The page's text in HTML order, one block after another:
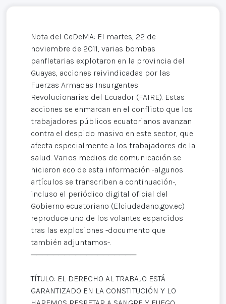
Nota del CeDeMA: El martes, 22 de
noviembre de 2011, varias bombas
panfletarias explotaron en la provincia del
Guayas, acciones reivindicadas por las
Fuerzas Armadas Insurgentes
Revolucionarias del Ecuador (FAIRE). Estas
acciones se enmarcan en el conflicto que los
trabajadores públicos ecuatorianos avanzan
contra el despido masivo en este sector, que
afecta especialmente a los trabajadores de la
salud. Varios medios de comunicación se
hicieron eco de esta información -algunos
artículos se transcriben a continuación-,
incluso el periódico digital oficial del
Gobierno ecuatoriano (Elciudadano.gov.ec)
reproduce uno de los volantes esparcidos
tras las explosiones -documento que
también adjuntamos-.
───────────────────
TÍTULO: EL DERECHO AL TRABAJO ESTÁ
GARANTIZADO EN LA CONSTITUCIÓN Y LO